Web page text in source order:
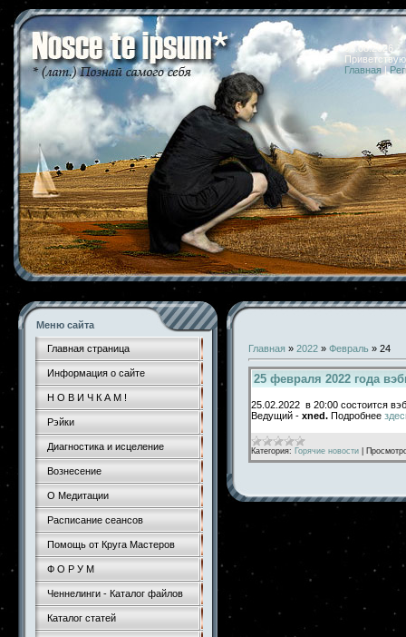
08.08.2026
Главная |
Меню сайта
Главная страница
Информация о сайте
Н О В И Ч К А М !
Рэйки
Диагностика и исцеление
Вознесение
О Медитации
Расписание сеансов
Помощь от Круга Мастеров
Ф О Р У М
Ченнелинги - Каталог файлов
Каталог статей
Главная » 2022 » Февраль » 24
25 февраля 2022 года
25.02.2022 в 20:00 состоится
Ведущий - xned. Подробнее
Категория: Горячие новости